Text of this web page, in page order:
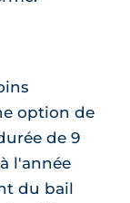
option de
de 9
l'année
du bail